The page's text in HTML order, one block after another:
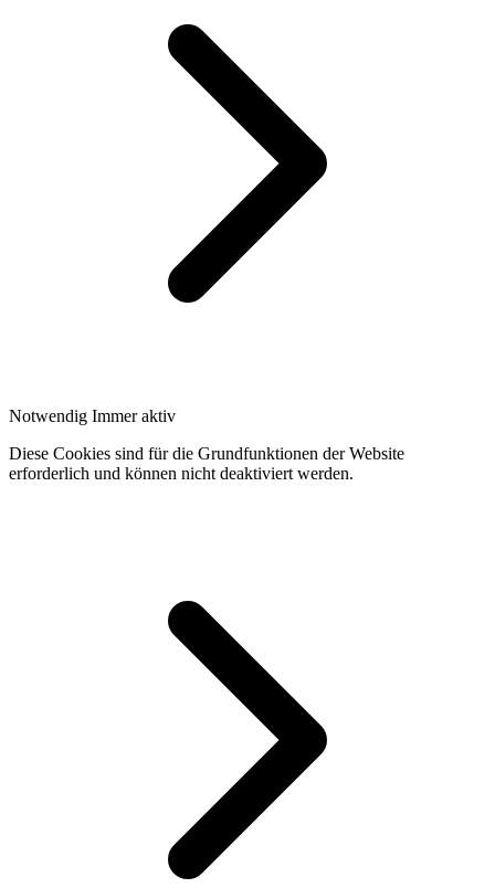
Notwendig Immer aktiv
Diese Cookies sind für die Grundfunktionen der Website
erforderlich und können nicht deaktiviert werden.